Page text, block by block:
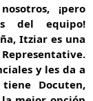
¡pero
del equipo!
Itziar es una
y les da a
Docuten,